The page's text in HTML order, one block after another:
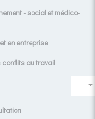
- social et médico-
en entreprise
conflits au travail